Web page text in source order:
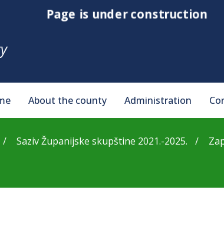
Page is under construction
About the county Administration
Saziv Županijske skupštine 2021.-2025.